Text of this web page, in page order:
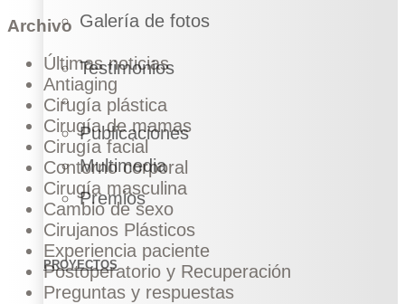
Galería de fotos
Testimonios
Publicaciones
Multimedia
Premios
PROYECTOS
Archivo
Últimas noticias
Antiaging
Cirugía plástica
Cirugía de mamas
Cirugía facial
Contorno corporal
Cirugía masculina
Cambio de sexo
Cirujanos Plásticos
Experiencia paciente
Postoperatorio y Recuperación
Preguntas y respuestas